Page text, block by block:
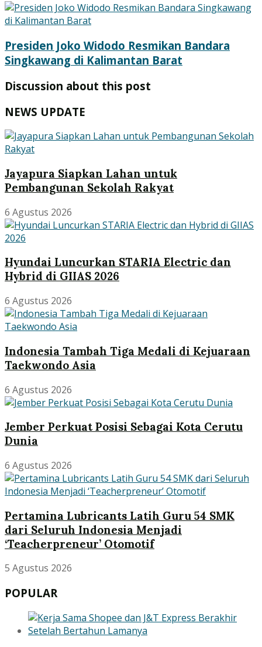
Presiden Joko Widodo Resmikan Bandara
Singkawang di Kalimantan Barat
Discussion about this post
NEWS UPDATE
Jayapura Siapkan Lahan untuk
Pembangunan Sekolah Rakyat
6 Agustus 2026
Hyundai Luncurkan STARIA Electric dan
Hybrid di GIIAS 2026
6 Agustus 2026
Indonesia Tambah Tiga Medali di Kejuaraan
Taekwondo Asia
6 Agustus 2026
Jember Perkuat Posisi Sebagai Kota Cerutu
Dunia
6 Agustus 2026
Pertamina Lubricants Latih Guru 54 SMK
dari Seluruh Indonesia Menjadi
‘Teacherpreneur’ Otomotif
5 Agustus 2026
POPULAR